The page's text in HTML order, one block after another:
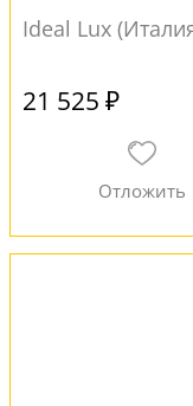
Ideal Lux
21 525 ₽